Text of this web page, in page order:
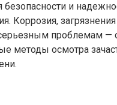
безопасности и
Коррозия,
проблемам —
методы осмотра